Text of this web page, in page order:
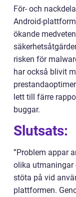
För- och
Android-
ökande
risken för
har också blivit
lett till färre
buggar.
Slutsats:
”Problem appar
olika utmaningar
stöta på vid
plattformen.